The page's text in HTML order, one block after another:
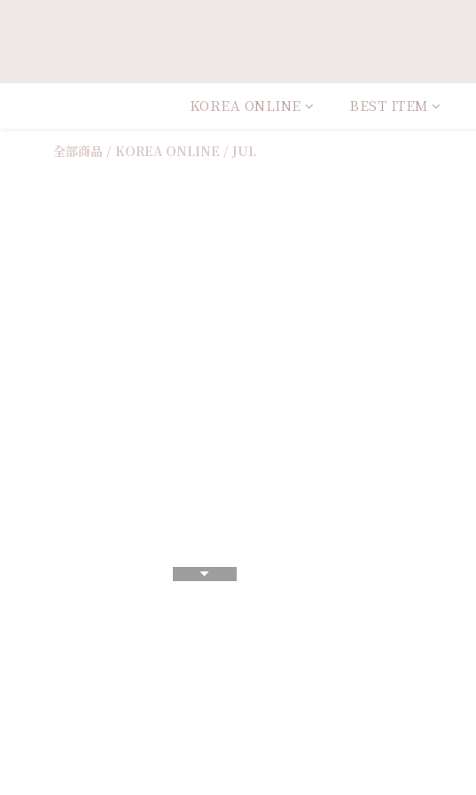
KOREA ONLINE BEST ITEM
全部商品 / KOREA ONLINE / JUL